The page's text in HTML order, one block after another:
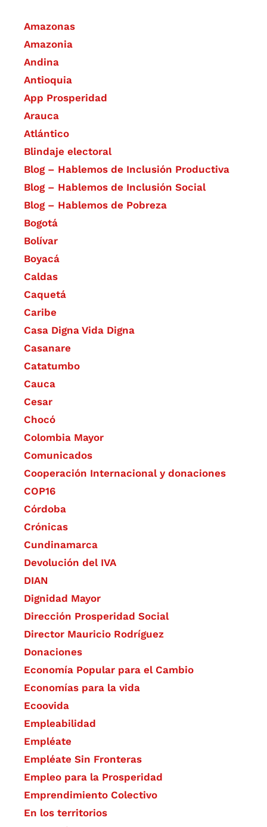
Amazonas
Amazonia
Andina
Antioquia
App Prosperidad
Arauca
Atlántico
Blindaje electoral
Blog – Hablemos de Inclusión Productiva
Blog – Hablemos de Inclusión Social
Blog – Hablemos de Pobreza
Bogotá
Bolívar
Boyacá
Caldas
Caquetá
Caribe
Casa Digna Vida Digna
Casanare
Catatumbo
Cauca
Cesar
Chocó
Colombia Mayor
Comunicados
Cooperación Internacional y donaciones
COP16
Córdoba
Crónicas
Cundinamarca
Devolución del IVA
DIAN
Dignidad Mayor
Dirección Prosperidad Social
Director Mauricio Rodríguez
Donaciones
Economía Popular para el Cambio
Economías para la vida
Ecoovida
Empleabilidad
Empléate
Empléate Sin Fronteras
Empleo para la Prosperidad
Emprendimiento Colectivo
En los territorios